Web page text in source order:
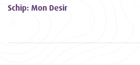
Schip: Mon Desir